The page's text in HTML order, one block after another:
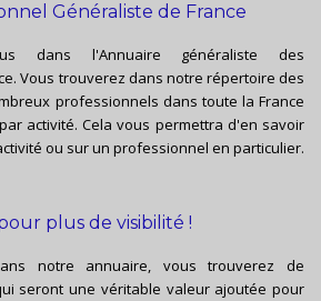
Généraliste de France
dans l'Annuaire généraliste des
Vous trouverez dans notre répertoire des
professionnels dans toute la France
activité. Cela vous permettra d'en savoir
ou sur un professionnel en particulier.
plus de visibilité !
notre annuaire, vous trouverez de
seront une véritable valeur ajoutée pour